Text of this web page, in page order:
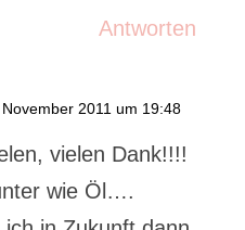
Antworten
2011 um 19:48
vielen Dank!!!!
wie Öl….